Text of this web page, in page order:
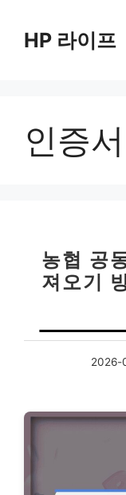
HP 라이프
인증
농협 공
져오기
2026-